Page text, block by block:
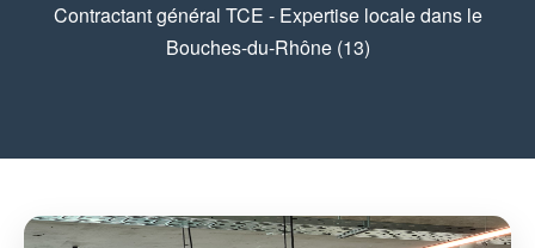
Contractant général TCE - Expertise locale dans le
Bouches-du-Rhône (13)